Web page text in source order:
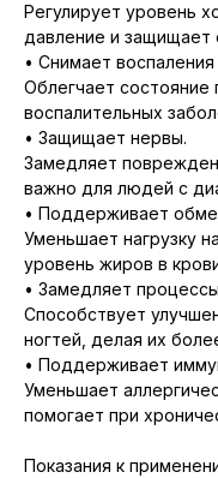
Регулирует уровень
давление и защищает
• Снимает воспаления
Облегчает состояние
воспалительных
• Защищает нервы.
Замедляет
важно для людей с
• Поддерживает
Уменьшает нагрузку
уровень жиров в
• Замедляет
Способствует
ногтей, делая их
• Поддерживает
Уменьшает
помогает при
Показания к